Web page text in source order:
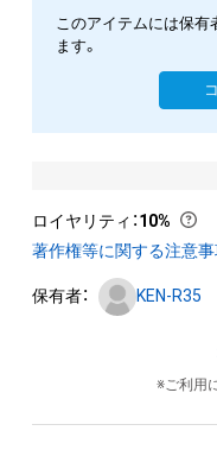
このアイテムには保有
ます。
ロイヤリティ ：10%
著作権等に関する注意
保有者： KEN-R35
※ご利用